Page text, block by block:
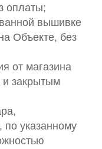
оплаты;
вышивке
Объекте, без
от магазина
и закрытым
по указанному